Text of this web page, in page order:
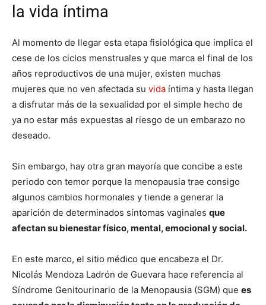
la vida íntima
Al momento de llegar esta etapa fisiológica que implica el
cese de los ciclos menstruales y que marca el final de los
años reproductivos de una mujer, existen muchas
mujeres que no ven afectada su vida íntima y hasta llegan
a disfrutar más de la sexualidad por el simple hecho de
ya no estar más expuestas al riesgo de un embarazo no
deseado.
Sin embargo, hay otra gran mayoría que concibe a este
periodo con temor porque la menopausia trae consigo
algunos cambios hormonales y tiende a generar la
aparición de determinados síntomas vaginales que
afectan su bienestar físico, mental, emocional y social.
En este marco, el sitio médico que encabeza el Dr.
Nicolás Mendoza Ladrón de Guevara hace referencia al
Síndrome Genitourinario de la Menopausia (SGM) que es